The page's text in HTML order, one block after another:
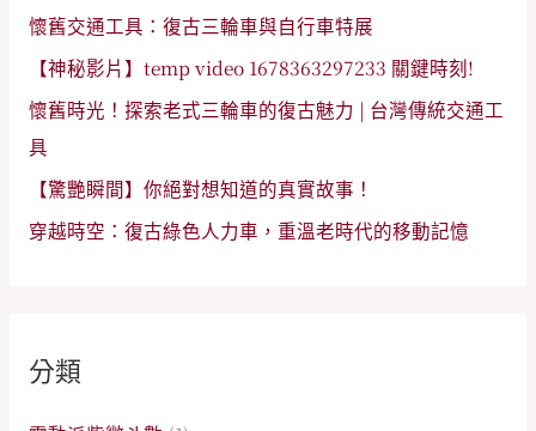
懷舊交通工具：復古三輪車與自行車特展
【神秘影片】temp video 1678363297233 關鍵時刻!
懷舊時光！探索老式三輪車的復古魅力 | 台灣傳統交通工
具
【驚艷瞬間】你絕對想知道的真實故事！
穿越時空：復古綠色人力車，重溫老時代的移動記憶
分類